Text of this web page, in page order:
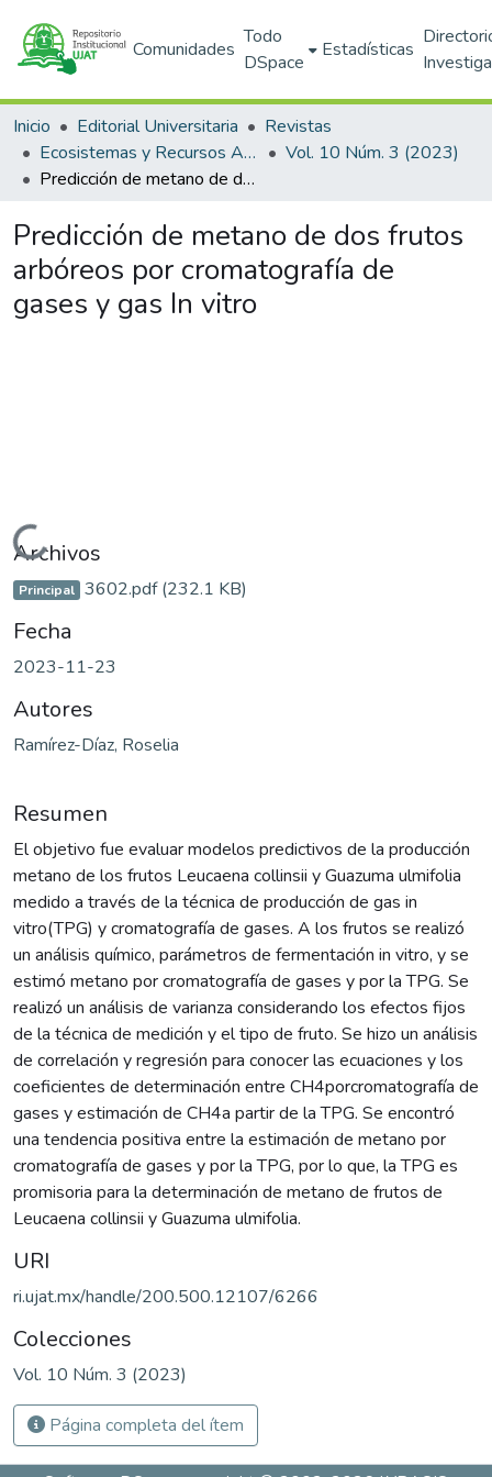
Comunidades
Todo
DSpace
Estadísticas
Inicio Editorial Universitaria
Revistas
Ecosistemas y Recursos Agropecuarios
Vol. 10 Núm. 3 (2023)
Predicción de metano de dos frutos arbóreos por cromatografía de gases y gas In vitro
Predicción de metano de dos frutos
arbóreos por cromatografía de
gases y gas In vitro
Cargando...
Archivos
Principal 3602.pdf(232.1 KB)
Fecha
2023-11-23
Autores
Ramírez-Díaz, Roselia
Resumen
El objetivo fue evaluar modelos predictivos de la producción
metano de los frutos Leucaena collinsii y Guazuma ulmifolia
medido a través de la técnica de producción de gas in
vitro(TPG) y cromatografía de gases. A los frutos se realizó
un análisis químico, parámetros de fermentación in vitro, y se
estimó metano por cromatografía de gases y por la TPG. Se
realizó un análisis de varianza considerando los efectos fijos
de la técnica de medición y el tipo de fruto. Se hizo un análisis
de correlación y regresión para conocer las ecuaciones y los
coeficientes de determinación entre CH4porcromatografía de
gases y estimación de CH4a partir de la TPG. Se encontró
una tendencia positiva entre la estimación de metano por
cromatografía de gases y por la TPG, por lo que, la TPG es
promisoria para la determinación de metano de frutos de
Leucaena collinsii y Guazuma ulmifolia.
URI
ri.ujat.mx/handle/200.500.12107/6266
Colecciones
Vol. 10 Núm. 3 (2023)
Página completa del ítem